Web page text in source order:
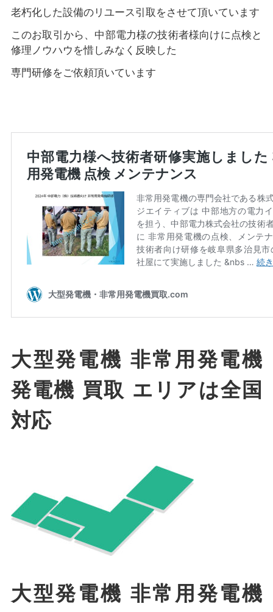
老朽化した設備のリユース引取をさせて頂いています
このお取引から、中部電力様の技術者様向けに点検と
修理ノウハウを惜しみなく反映した
専門研修をご依頼頂いています
大型発電機 非常用発電機
発電機 買取 エリアは全国
対応
大型発電機 非常用発電機